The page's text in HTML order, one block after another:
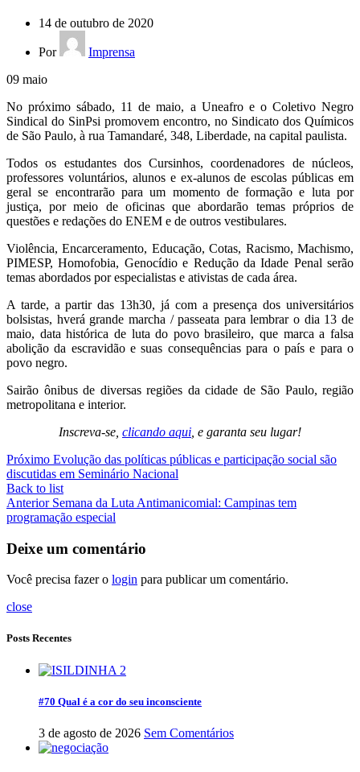
14 de outubro de 2020
Por
Imprensa
09 maio
No próximo sábado, 11 de maio, a Uneafro e o Coletivo Negro
Sindical do SinPsi promovem encontro, no Sindicato dos Químicos
de São Paulo, à rua Tamandaré, 348, Liberdade, na capital paulista.
Todos os estudantes dos Cursinhos, coordenadores de núcleos,
professores voluntários, alunos e ex-alunos de escolas públicas em
geral se encontrarão para um momento de formação e luta por
justiça, por meio de oficinas que abordarão temas próprios de
questões e redações do ENEM e de outros vestibulares.
Violência, Encarceramento, Educação, Cotas, Racismo, Machismo,
PIMESP, Homofobia, Genocídio e Redução da Idade Penal serão
temas abordados por especialistas e ativistas de cada área.
A tarde, a partir das 13h30, já com a presença dos universitários
bolsistas, hverá grande marcha / passeata para lembrar o dia 13 de
maio, data histórica de luta do povo brasileiro, que marca a falsa
abolição da escravidão e suas consequências para o país e para o
povo negro.
Sairão ônibus de diversas regiões da cidade de São Paulo, região
metropolitana e interior.
Inscreva-se, clicando aqui , e garanta seu lugar!
Próximo Evolução das políticas públicas e participação social são
discutidas em Seminário Nacional
Back to list
Anterior Semana da Luta Antimanicomial: Campinas tem
programação especial
Deixe um comentário
Você precisa fazer o login para publicar um comentário.
close
Posts Recentes
#70 Qual é a cor do seu inconsciente
3 de agosto de 2026 Sem Comentários